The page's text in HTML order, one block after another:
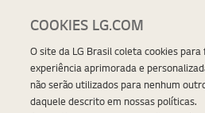
COOKIES LG.COM
O site da LG Brasil coleta cookies
experiência aprimorada e
não serão utilizados para nenhum
daquele descrito em nossas políticas.